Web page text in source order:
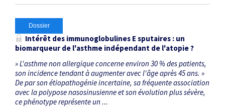
Dossier
Intérêt des immunoglobulines E sputaires : un
biomarqueur de l'asthme indépendant de l'atopie ?
» L'asthme non allergique concerne environ 30 % des patients,
son incidence tendant à augmenter avec l'âge après 45 ans. »
De par son étiopathogénie incertaine, sa fréquente association
avec la polypose nasosinusienne et son évolution plus sévère,
ce phénotype représente un ...